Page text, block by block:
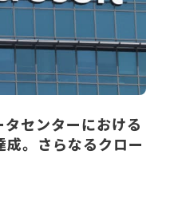
センターにおける
。さらなるクロー